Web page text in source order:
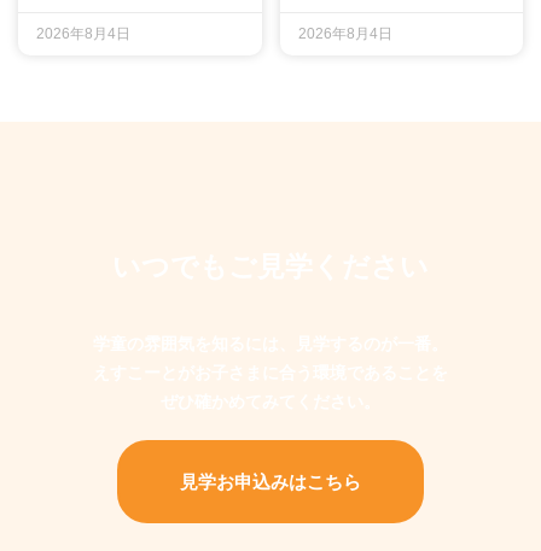
2026年8月4日 2026年8月4日
見学お申込みはこちら